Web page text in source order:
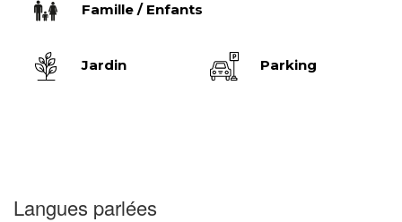
Famille / Enfants
Jardin Parking
Langues parlées